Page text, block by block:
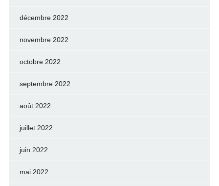
décembre 2022
novembre 2022
octobre 2022
septembre 2022
août 2022
juillet 2022
juin 2022
mai 2022